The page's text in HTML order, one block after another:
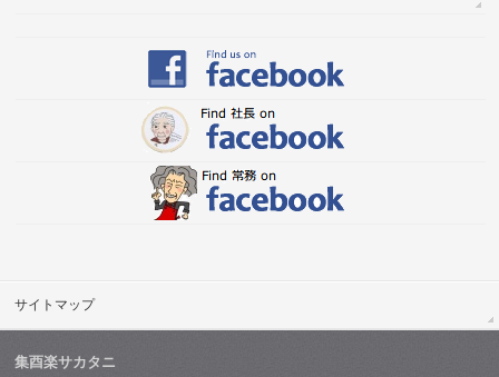
サイトマップ
集酉楽サカタニ